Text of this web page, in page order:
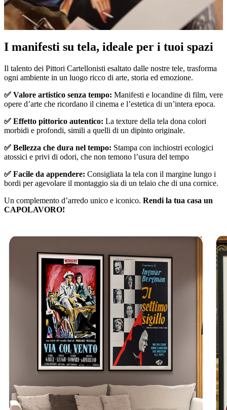
Pause
I manifesti su tela, ideale per i tuoi spazi
Il talento dei Pittori Cartellonisti esaltato dalle nostre tele, trasforma
ogni ambiente in un luogo ricco di arte, storia ed emozione.
✅ Valore artistico senza tempo: Manifesti e locandine di film, vere
opere d’arte che ricordano il cinema e l’estetica di un’intera epoca.
✅ Effetto pittorico autentico: La texture della tela dona colori
morbidi e profondi, simili a quelli di un dipinto originale.
✅ Bellezza che dura nel tempo: Stampa con inchiostri ecologici
atossici e privi di odori, che non temono l’usura del tempo
✅ Facile da appendere: Consigliata la tela con il margine lungo i
bordi per agevolare il montaggio sia di un telaio che di una cornice.
Un complemento d’arredo unico e iconico. Rendi la tua casa un
CAPOLAVORO!